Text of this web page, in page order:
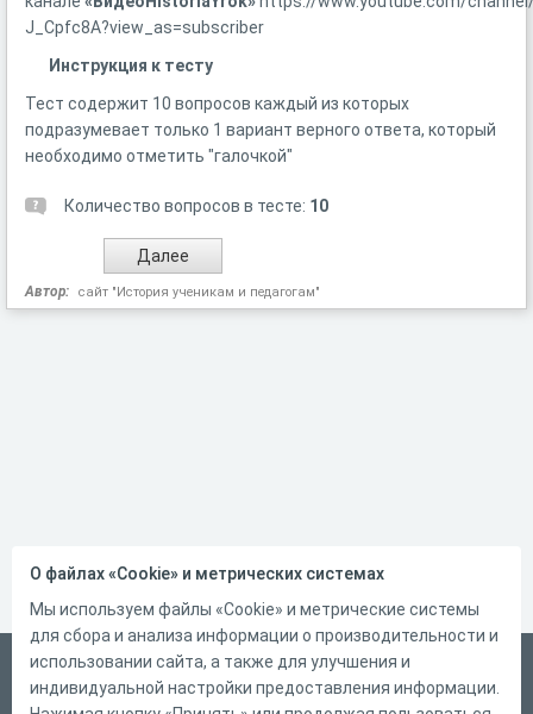
J_Cpfc8A?view_as=subscriber
Инструкция к тесту
Тест содержит 10 вопросов каждый из которых
подразумевает только 1 вариант верного ответа, который
необходимо отметить "галочкой"
Количество вопросов в тесте: 10
Автор: сайт "История ученикам и педагогам"
Русский
Справка
О файлах «Cookie» и метрических системах
Мы используем файлы «Cookie» и метрические системы
для сбора и анализа информации о производительности и
использовании сайта, а также для улучшения и
индивидуальной настройки предоставления информации.